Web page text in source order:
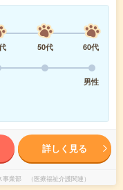
50代
60代
男性
詳しく見る
業部 （医療福祉介護関連）